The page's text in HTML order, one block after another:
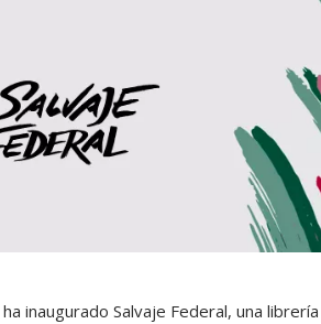
inaugurado Salvaje Federal, una